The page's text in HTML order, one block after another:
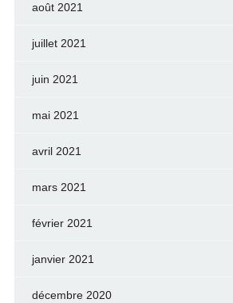
août 2021
juillet 2021
juin 2021
mai 2021
avril 2021
mars 2021
février 2021
janvier 2021
décembre 2020